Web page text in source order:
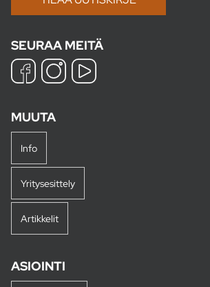
SEURAA MEITÄ
MUUTA
Info
Yritysesittely
Artikkelit
ASIOINTI